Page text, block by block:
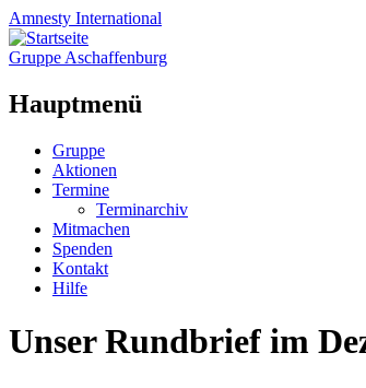
Amnesty International
Gruppe Aschaffenburg
Hauptmenü
Zum
Inhalt
springen
Gruppe
Aktionen
Termine
Terminarchiv
Mitmachen
Spenden
Kontakt
Hilfe
Unser Rundbrief im